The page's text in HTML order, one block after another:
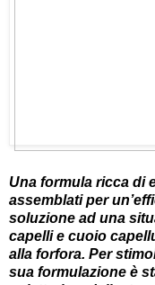
Una formula ricca di
assemblati per
soluzione ad una
capelli e cuoio
alla forfora. Per
sua formulazione è